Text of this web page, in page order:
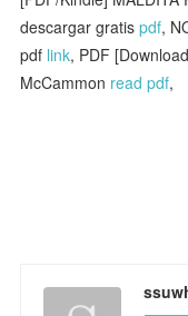
descargar gratispdf,
pdf link, PDF
McCammon read pdf,